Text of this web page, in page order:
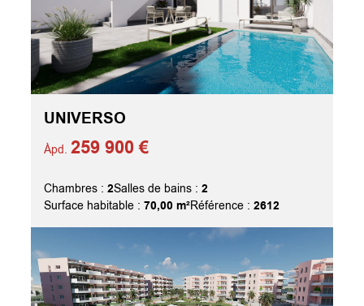
UNIVERSO
Àpd.259 900 €
Chambres :2Salles de bains :2
Surface habitable :70,00 m²Référence :2612